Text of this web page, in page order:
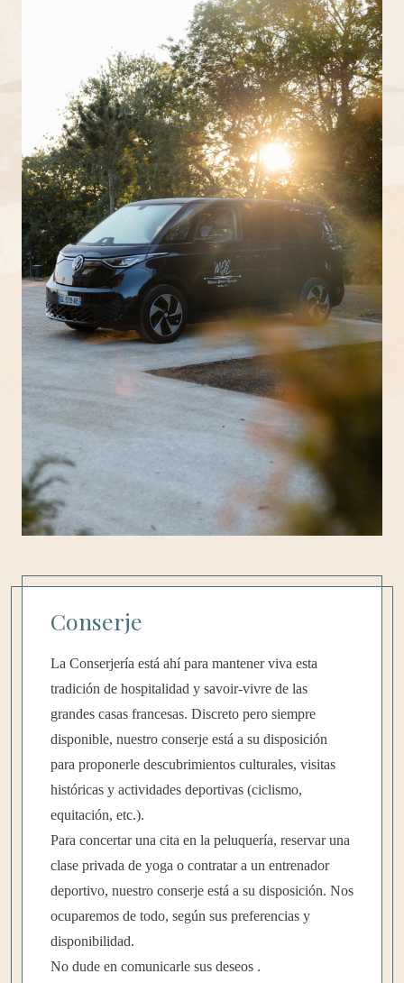
Conserje
La Conserjería está ahí para mantener viva esta
tradición de hospitalidad y savoir-vivre de las
grandes casas francesas. Discreto pero siempre
disponible, nuestro conserje está a su disposición
para proponerle descubrimientos culturales, visitas
históricas y actividades deportivas (ciclismo,
equitación, etc.).
Para concertar una cita en la peluquería, reservar una
clase privada de yoga o contratar a un entrenador
deportivo, nuestro conserje está a su disposición. Nos
ocuparemos de todo, según sus preferencias y
disponibilidad.
No dude en comunicarle sus deseos .